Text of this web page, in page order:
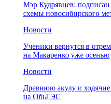
Мэр Кудрявцев: подписан
схемы новосибирского
Новости
Ученики вернутся в
на Макаренко уже осенью
Новости
Древнюю акулу и
на ОбьГЭС